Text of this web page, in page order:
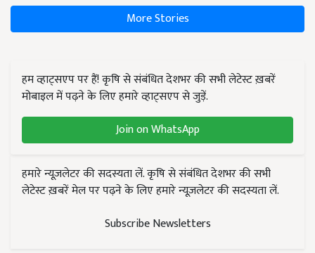
More Stories
हम व्हाट्सएप पर हैं! कृषि से संबंधित देशभर की सभी लेटेस्ट ख़बरें
मोबाइल में पढ़ने के लिए हमारे व्हाट्सएप से जुड़ें.
Join on WhatsApp
हमारे न्यूज़लेटर की सदस्यता लें. कृषि से संबंधित देशभर की सभी
लेटेस्ट ख़बरें मेल पर पढ़ने के लिए हमारे न्यूज़लेटर की सदस्यता लें.
Subscribe Newsletters